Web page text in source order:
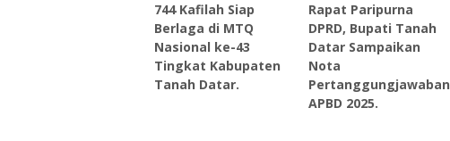
744 Kafilah Siap
Berlaga di MTQ
Nasional ke-43
Tingkat Kabupaten
Tanah Datar.
Rapat Paripurna
DPRD, Bupati Tanah
Datar Sampaikan
Nota
Pertanggungjawaban
APBD 2025.